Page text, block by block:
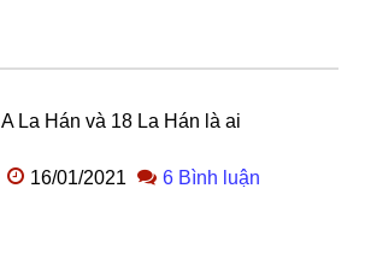
A La Hán và 18 La Hán là ai
16/01/2021 6 Bình luận